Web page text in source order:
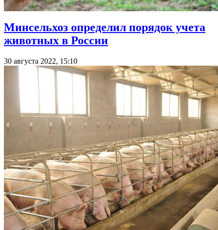
Минсельхоз определил порядок учета
животных в России
30 августа 2022, 15:10